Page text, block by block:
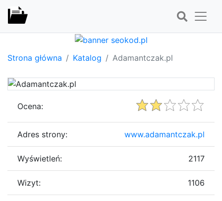
Strona główna Katalog Adamantczak.pl
Ocena:
Adres strony: www.adamantczak.pl
Wyświetleń: 2117
Wizyt: 1106